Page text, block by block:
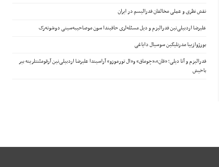
نقش نظری و عملی مخالفان فدرالیسم در ایران
علیرضا اردبیلی‌نین فدرالیزم و دیل مسئله‌لری حاقیندا سون موصاحیبه‌سینی دوشونه‌رک
بورژوازییا مدرنلیگین سوسیال دایاغی
فدرالیزم و آنا دیلی؛ «قان»،«چوماق» و«ال تورموزو» آراسیندا علیرضا اردبیلی‌نین آرقومئنتلرینه بیر
باخیش